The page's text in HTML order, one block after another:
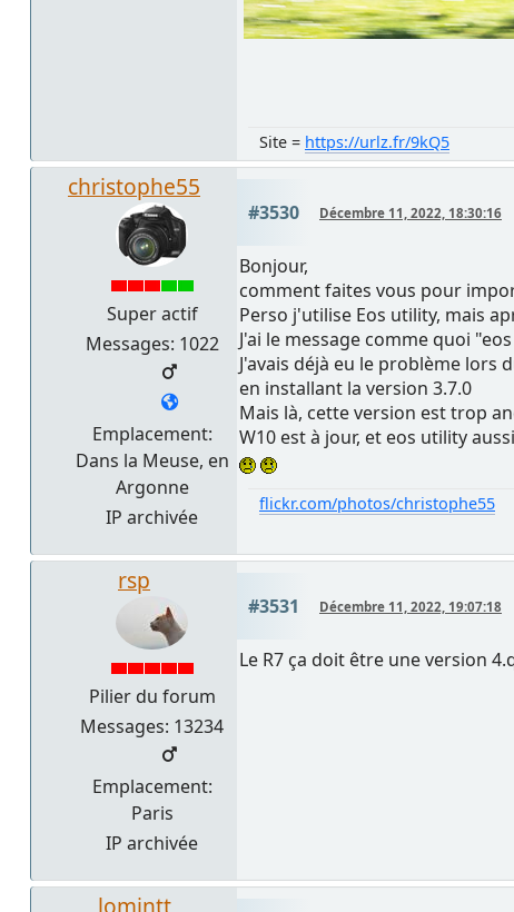
Site = https://urlz.fr/9kQ5
christophe55
Super actif
Messages: 1022
Emplacement:
Dans la Meuse, en
Argonne
IP archivée
#3530 Décembre 11, 2022, 18:30:16
Bonjour,
comment faites vous pour
Perso j'utilise Eos utility, mais
J'ai le message comme quoi
J'avais déjà eu le problème lors
en installant la version 3.7.0
Mais là, cette version est trop
W10 est à jour, et eos utility
flickr.com/photos/christophe55
rsp
Pilier du forum
Messages: 13234
Emplacement:
Paris
IP archivée
#3531 Décembre 11, 2022, 19:07:18
Le R7 ça doit être une version